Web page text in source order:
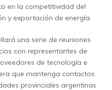
en la competitividad del
y exportación de energía.
una serie de reuniones
con representantes de
de tecnología e
que mantenga contactos
provinciales argentinas